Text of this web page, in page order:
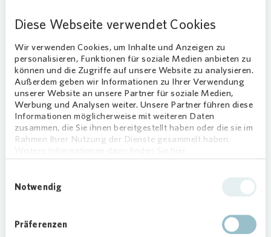
Diese Webseite verwendet Cookies
Wir verwenden Cookies, um Inhalte und Anzeigen zu
personalisieren, Funktionen für soziale Medien anbieten zu
können und die Zugriffe auf unsere Website zu analysieren.
Außerdem geben wir Informationen zu Ihrer Verwendung
unserer Website an unsere Partner für soziale Medien,
Werbung und Analysen weiter. Unsere Partner führen diese
Informationen möglicherweise mit weiteren Daten
zusammen, die Sie ihnen bereitgestellt haben oder die sie im
Rahmen Ihrer Nutzung der Dienste gesammelt haben.
Notwendig
Präferenzen
Bücher, vom Roman über das Kinderbuch bis zum
abwechslungsreich.
Neuer Treffpunkt im Quartier
Zur Eröffnung gab es Heißgetränke von einem
Coffee-Bike und frische Waffeln, die besonders bei
den jüngeren Gästen gut ankamen. Neben der
„lesbar“ wurde auch die sogenannte „plauderbar“
im Quartier.
schaffen wir ein Angebot, das Anwohnenden